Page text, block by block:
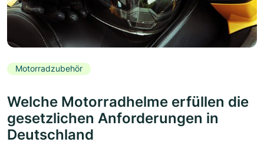
Motorradzubehör
Welche Motorradhelme erfüllen die
gesetzlichen Anforderungen in
Deutschland